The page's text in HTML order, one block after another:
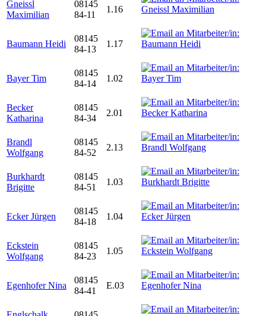
Gneissl
Maximilian
08145
84-11
1.16
Baumann Heidi
08145
84-13
1.17
Bayer Tim
08145
84-14
1.02
Becker
Katharina
08145
84-34
2.01
Brandl
Wolfgang
08145
84-52
2.13
Burkhardt
Brigitte
08145
84-51
1.03
Ecker Jürgen
08145
84-18
1.04
Eckstein
Wolfgang
08145
84-23
1.05
Egenhofer Nina
08145
84-41
E.03